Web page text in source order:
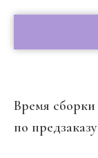
Время сборки
по предзаказу